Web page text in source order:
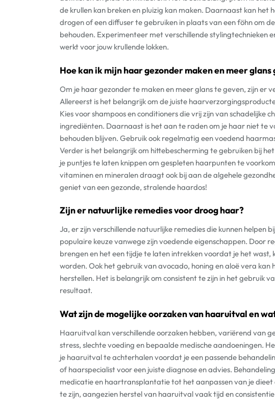
de krullen kan breken en pluizig kan maken. Daarnaast kan het
drogen of een diffuser te gebruiken in plaats van een föhn om
behouden. Experimenteer met verschillende stylingtechnieken
werkt voor jouw krullende lokken.
Hoe kan ik mijn haar gezonder maken en meer glans
Om je haar gezonder te maken en meer glans te geven, zijn er
Allereerst is het belangrijk om de juiste
Kies voor shampoos en conditioners die vrij zijn van schadelijke
ingrediënten. Daarnaast is het aan te raden om je haar niet te
behouden blijven. Gebruik ook regelmatig een voedend
Verder is het belangrijk om hittebescherming te gebruiken bij
je puntjes te laten knippen om gespleten haarpunten te
vitaminen en mineralen draagt ook bij aan de algehele
geniet van een gezonde, stralende haardos!
Zijn er natuurlijke remedies voor droog haar?
Ja, er zijn verschillende natuurlijke remedies die kunnen helpen
populaire keuze vanwege zijn voedende eigenschappen. Door
brengen en het een tijdje te laten intrekken voordat je het
worden. Ook het gebruik van avocado, honing en aloë vera
herstellen. Het is belangrijk om consistent te zijn in het gebruik
resultaat.
Wat zijn de mogelijke oorzaken van haaruitval en
Haaruitval kan verschillende oorzaken hebben, variërend van
stress, slechte voeding en bepaalde medische aandoeningen.
je haaruitval te achterhalen voordat je een passende
of haarspecialist voor een juiste diagnose en advies.
medicatie en haartransplantatie tot het aanpassen van je dieet
te zijn, aangezien herstel van haaruitval vaak tijd en